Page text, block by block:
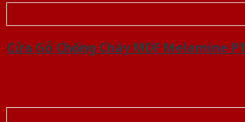
Cửa Gỗ Chống Cháy MDF Melamine P1